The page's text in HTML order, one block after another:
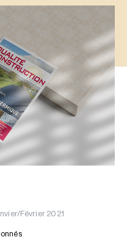
Février 2021